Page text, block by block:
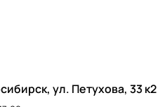
ул. Петухова, 33 к2